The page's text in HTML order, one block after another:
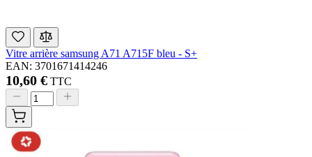
Vitre arrière samsung A71 A715F bleu - S+
EAN: 3701671414246
10,60 € TTC